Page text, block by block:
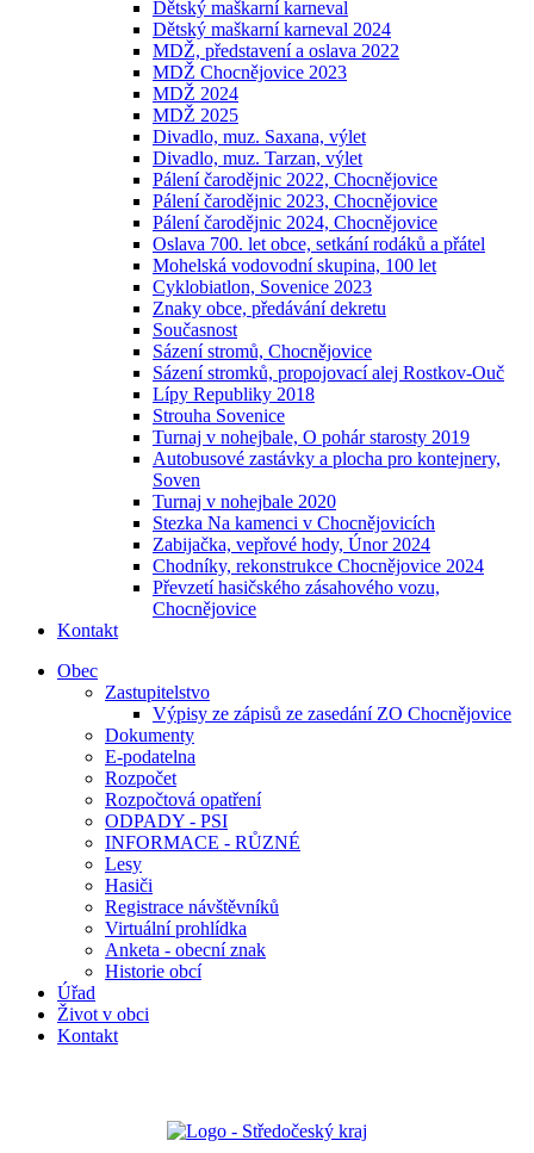
Dětský maškarní karneval
Dětský maškarní karneval 2024
MDŽ, představení a oslava 2022
MDŽ Chocnějovice 2023
MDŽ 2024
MDŽ 2025
Divadlo, muz. Saxana, výlet
Divadlo, muz. Tarzan, výlet
Pálení čarodějnic 2022, Chocnějovice
Pálení čarodějnic 2023, Chocnějovice
Pálení čarodějnic 2024, Chocnějovice
Oslava 700. let obce, setkání rodáků a přátel
Mohelská vodovodní skupina, 100 let
Cyklobiatlon, Sovenice 2023
Znaky obce, předávání dekretu
Současnost
Sázení stromů, Chocnějovice
Sázení stromků, propojovací alej Rostkov-Ouč
Lípy Republiky 2018
Strouha Sovenice
Turnaj v nohejbale, O pohár starosty 2019
Autobusové zastávky a plocha pro kontejnery,
Soven
Turnaj v nohejbale 2020
Stezka Na kamenci v Chocnějovicích
Zabijačka, vepřové hody, Únor 2024
Chodníky, rekonstrukce Chocnějovice 2024
Převzetí hasičského zásahového vozu,
Chocnějovice
Kontakt
Obec
Zastupitelstvo
Výpisy ze zápisů ze zasedání ZO Chocnějovice
Dokumenty
E-podatelna
Rozpočet
Rozpočtová opatření
ODPADY - PSI
INFORMACE - RŮZNÉ
Lesy
Hasiči
Registrace návštěvníků
Virtuální prohlídka
Anketa - obecní znak
Historie obcí
Úřad
Život v obci
Kontakt